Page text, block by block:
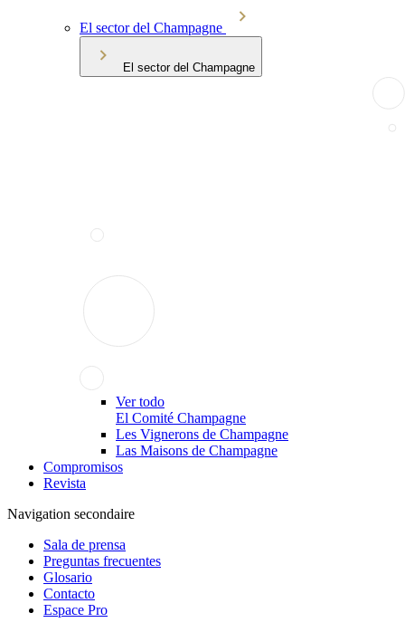
El sector del Champagne
El sector del Champagne
Ver todo
El Comité Champagne
Les Vignerons de Champagne
Las Maisons de Champagne
Compromisos
Revista
Navigation secondaire
Sala de prensa
Preguntas frecuentes
Glosario
Contacto
Espace Pro